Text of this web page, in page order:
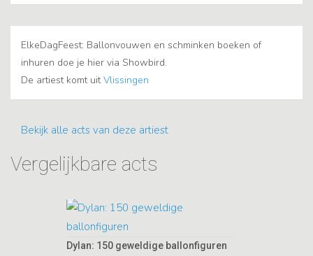
ElkeDagFeest: Ballonvouwen en schminken boeken of
inhuren doe je hier via Showbird.
De artiest komt uitVlissingen
Bekijk alle acts van deze artiest
Vergelijkbare acts
Dylan: 150 geweldige ballonfiguren